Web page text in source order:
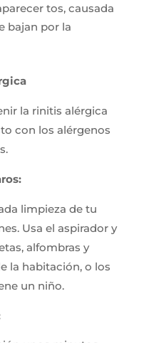
tos, causada
bajan por la
la rinitis alérgica
con los alérgenos
limpieza de tu
Usa el aspirador y
alfombras y
la habitación, o los
un niño.